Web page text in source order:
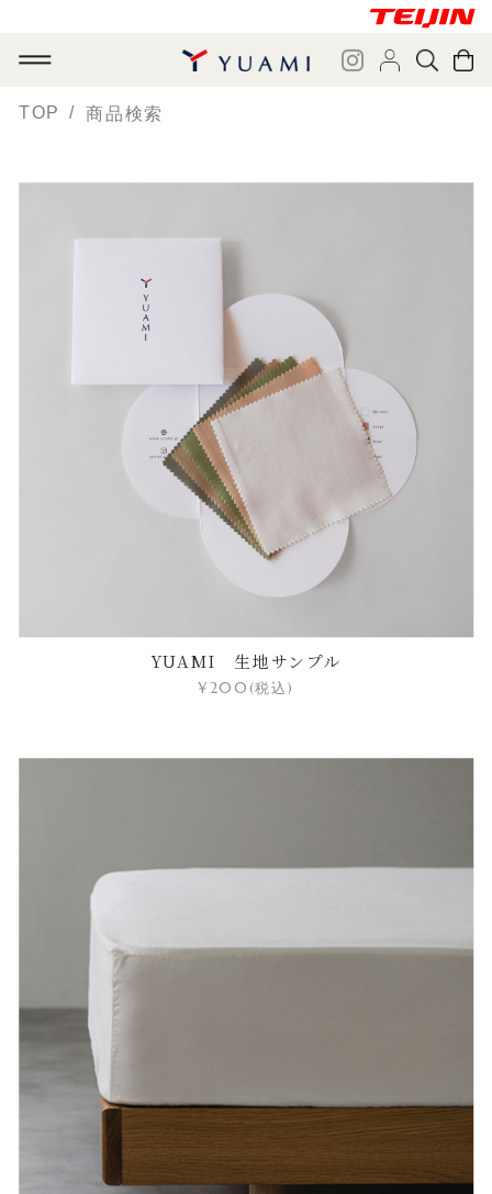
TOP 商品検索
YUAMI 生地サンプル
¥200 (税込)